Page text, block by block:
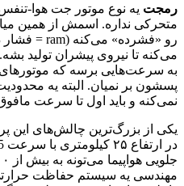
رمجت یه نوع موتور جت هوا-
متحرکی نداره. اسمش از همین
رو «فشرده» می‌کنه (
ram
= فشار
می‌کنه تا نیروی پیشران تولید بشه.
به سرعت‌هایی برسه که موتورهای
پسشون بر نمیان. البته یه
نمی‌کنه و باید اول تا سرعت
یکی از بزرگ‌ترین چالش‌های این
در
ارتفاع ۲۵ کیلومتری با سرعت
جلویی هواپیما می‌تونه به بیش از
مهندسی یه سیستم حفاظت